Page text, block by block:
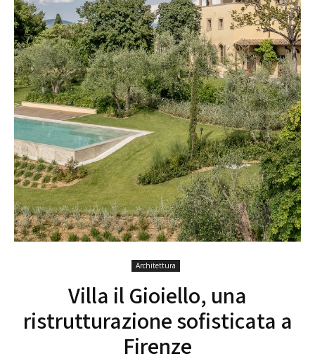
Architettura
Villa il Gioiello, una
ristrutturazione sofisticata a
Firenze